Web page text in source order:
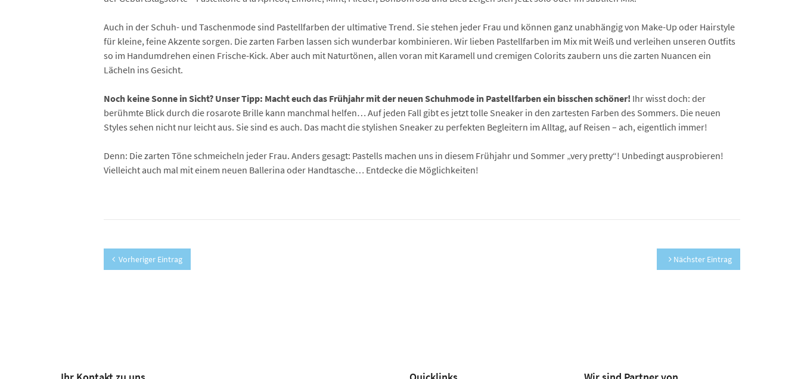
Auch in der Schuh- und Taschenmode sind Pastellfarben der ultimative Trend. Sie stehen jeder Frau und können ganz unabhängig von Make-Up oder Hairstyle
für kleine, feine Akzente sorgen. Die zarten Farben lassen sich wunderbar kombinieren. Wir lieben Pastellfarben im Mix mit Weiß und verleihen unseren Outfits
so im Handumdrehen einen Frische-Kick. Aber auch mit Naturtönen, allen voran mit Karamell und cremigen Colorits zaubern uns die zarten Nuancen ein
Lächeln ins Gesicht.
Noch keine Sonne in Sicht? Unser Tipp: Macht euch das Frühjahr mit der neuen Schuhmode in Pastellfarben ein bisschen schöner! Ihr wisst doch: der
berühmte Blick durch die rosarote Brille kann manchmal helfen… Auf jeden Fall gibt es jetzt tolle Sneaker in den zartesten Farben des Sommers. Die neuen
Styles sehen nicht nur leicht aus. Sie sind es auch. Das macht die stylishen Sneaker zu perfekten Begleitern im Alltag, auf Reisen – ach, eigentlich immer!
Denn: Die zarten Töne schmeicheln jeder Frau. Anders gesagt: Pastells machen uns in diesem Frühjahr und Sommer „very pretty“! Unbedingt ausprobieren!
Vielleicht auch mal mit einem neuen Ballerina oder Handtasche… Entdecke die Möglichkeiten!
Vorheriger Eintrag Nächster Eintrag